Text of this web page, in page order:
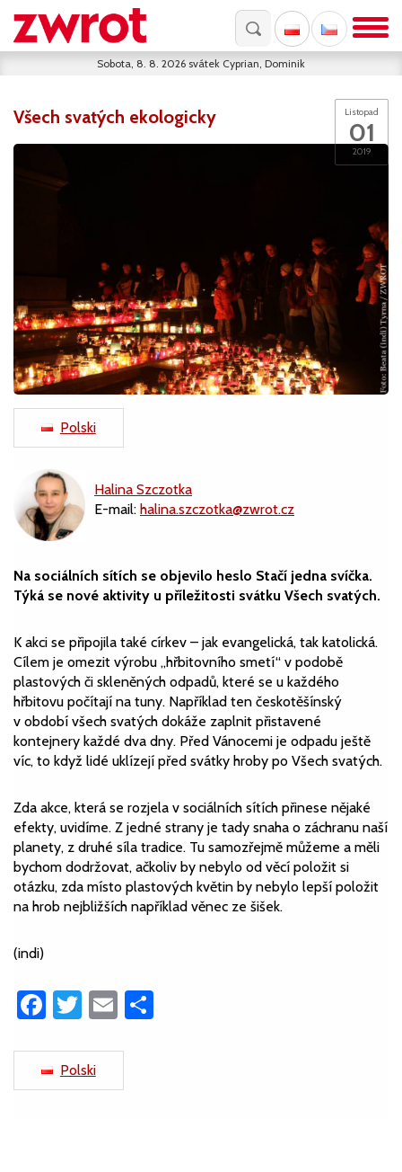
Sobota, 8. 8. 2026 svátek Cyprian, Dominik
Listopad
01
2019
Všech svatých ekologicky
Polski
Halina Szczotka
E-mail: halina.szczotka@zwrot.cz
Na sociálních sítích se objevilo heslo Stačí jedna svíčka.
Týká se nové aktivity u příležitosti svátku Všech svatých.
K akci se připojila také církev – jak evangelická, tak katolická.
Cílem je omezit výrobu „hřbitovního smetí“ v podobě
plastových či skleněných odpadů, které se u každého
hřbitovu počítají na tuny. Například ten českotěšínský
v období všech svatých dokáže zaplnit přistavené
kontejnery každé dva dny. Před Vánocemi je odpadu ještě
víc, to když lidé uklízejí před svátky hroby po Všech svatých.
Zda akce, která se rozjela v sociálních sítích přinese nějaké
efekty, uvidíme. Z jedné strany je tady snaha o záchranu naší
planety, z druhé síla tradice. Tu samozřejmě můžeme a měli
bychom dodržovat, ačkoliv by nebylo od věcí položit si
otázku, zda místo plastových květin by nebylo lepší položit
na hrob nejbližších například věnec ze šišek.
(indi)
Facebook
Twitter
Email
Polski